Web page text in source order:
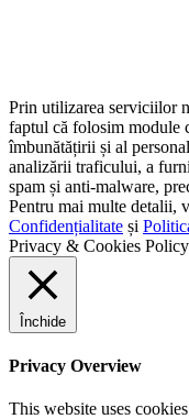
Prin utilizarea serviciilor
faptul că folosim module
îmbunătățirii și al
analizării traficului, a
spam și anti-malware,
Pentru mai multe detalii,
Confidențialitate și
Privacy & Cookies Policy
Închide
Privacy Overview
This website uses